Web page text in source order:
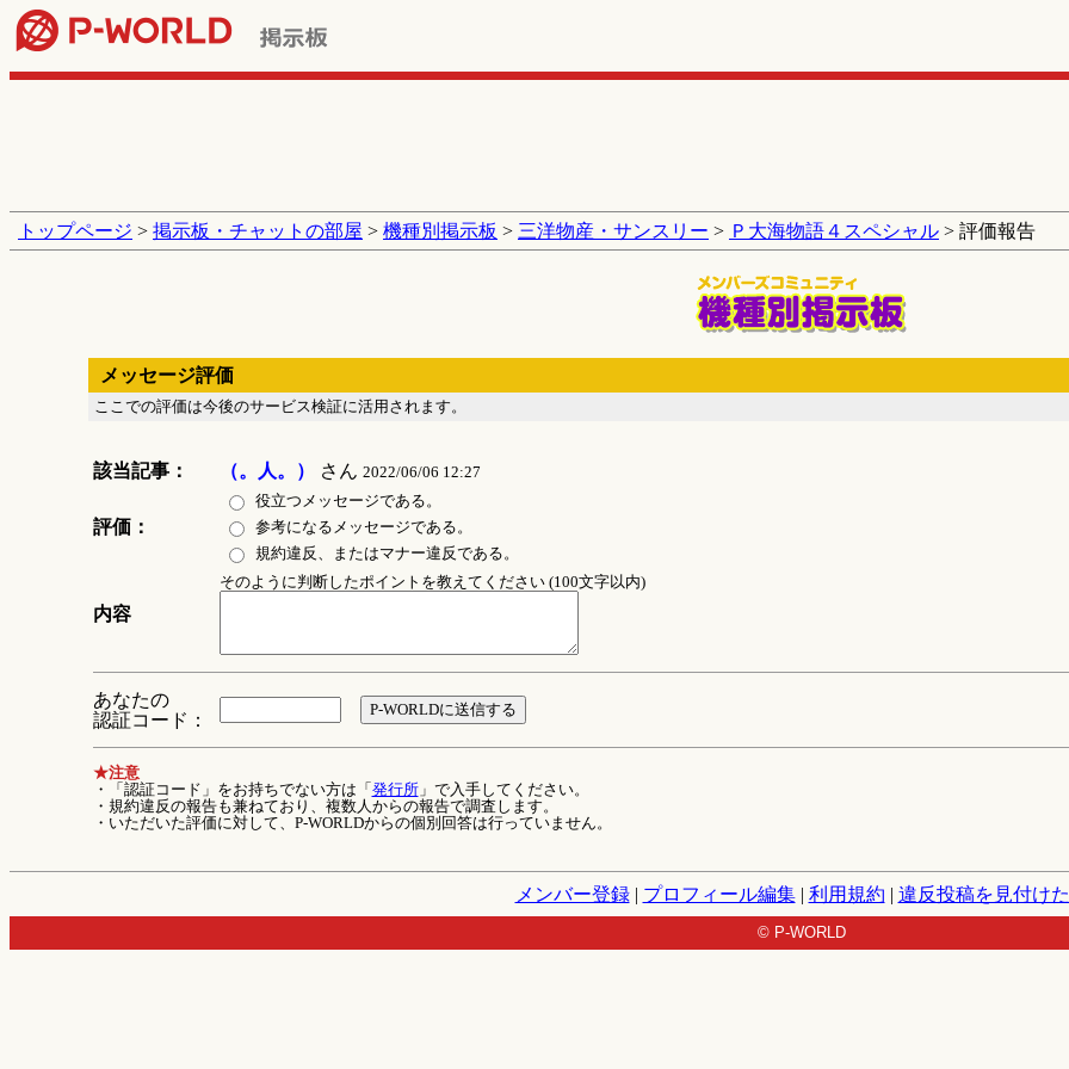
トップページ > 掲示板・チャットの部屋 > 機種別掲示板 > 三洋物産・サンスリー > Ｐ大海物語４スペシャル > 評価報告
メッセージ評価
ここでの評価は今後のサービス検証に活用されます。
該当記事： （。人。） さん 2022/06/06 12:27
評価：
役立つメッセージである。
参考になるメッセージである。
規約違反、またはマナー違反である。
内容
そのように判断したポイントを教えてください (100文字以内)
あなたの
認証コード：
★注意
・「認証コード」をお持ちでない方は「 発行所」で入手してください。
・規約違反の報告も兼ねており、複数人からの報告で調査します。
・いただいた評価に対して、P-WORLDからの個別回答は行っていません。
メンバー登録| プロフィール編集| 利用規約 | 違反投稿を見付け
© P-WORLD